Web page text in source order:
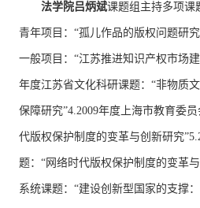
法学院吕炳斌课题组主持多项课
青年项目：“孤儿作品的版权问题研
一般项目：“江苏推进知识产权市场
年度江苏省文化科研课题：“非物质
保障研究”4.2009年度上海市教育委
代版权保护制度的变革与创新研究
题：“网络时代版权保护制度的变革
系统课题：“建设创新型国家的支撑